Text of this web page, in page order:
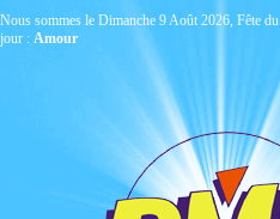
Nous sommes le Dimanche 9 Août 2026, Fête du
jour : Amour